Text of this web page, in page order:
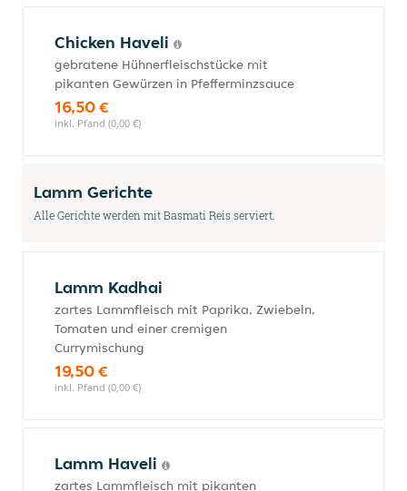
Chicken Haveli
gebratene Hühnerfleischstücke mit
pikanten Gewürzen in Pfefferminzsauce
16,50 €
inkl. Pfand (0,00 €)
Lamm Gerichte
Alle Gerichte werden mit Basmati Reis serviert.
Lamm Kadhai
zartes Lammfleisch mit Paprika, Zwiebeln,
Tomaten und einer cremigen
Currymischung
19,50 €
inkl. Pfand (0,00 €)
Lamm Haveli
zartes Lammfleisch mit pikanten